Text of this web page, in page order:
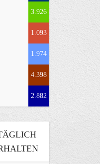
3.926
1.093
1.974
4.398
2.882